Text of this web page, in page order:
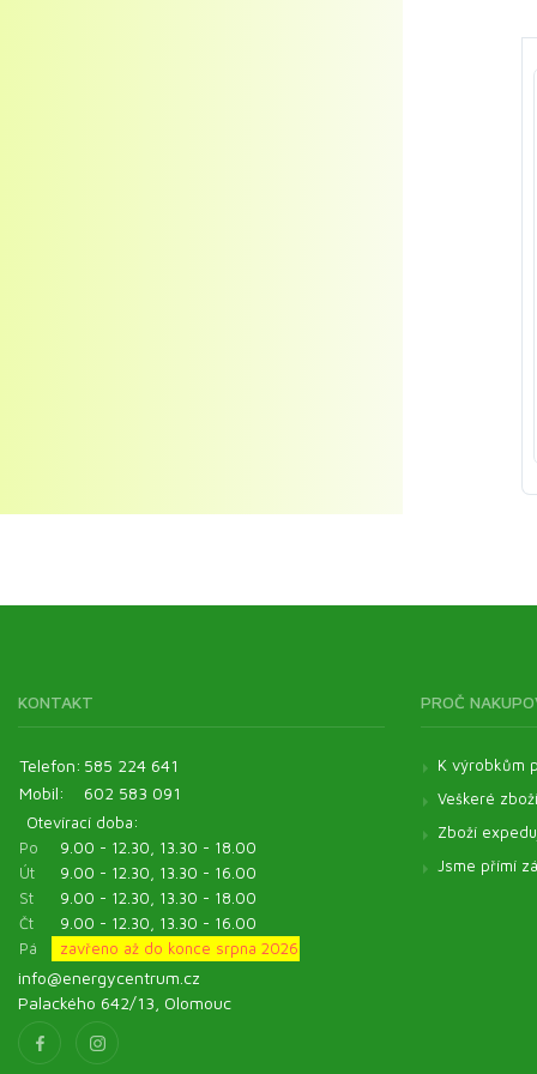
KONTAKT
Telefon: 585 224 641
Mobil:
602 583 091
Otevírací doba:
Po
9.00 - 12.30, 13.30 - 18.00
Út
9.00 - 12.30, 13.30 - 16.00
St
9.00 - 12.30, 13.30 - 18.00
Čt
9.00 - 12.30, 13.30 - 16.00
Pá
zavřeno až do konce srpna 2026
info@energycentrum.cz
Palackého 642/13, Olomouc
PROČ
K výrobkům
Veškeré
Zboží
Jsme přímí